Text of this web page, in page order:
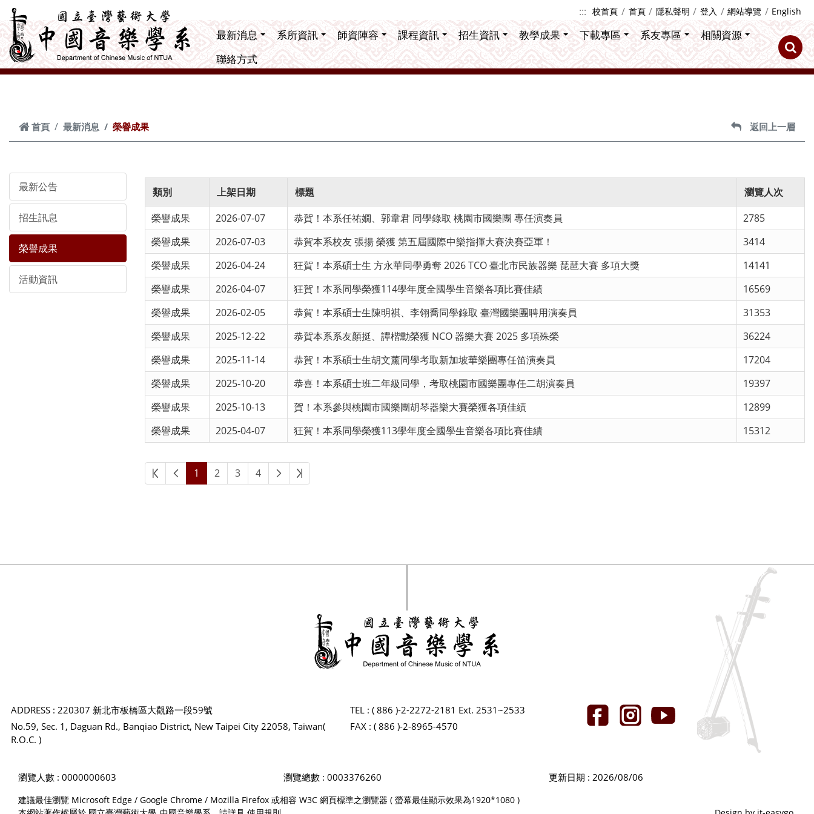
跳到主要內容 ::: 校首頁 首頁 隱私聲明 登入 網站導覽 English
最新消息 系所資訊 師資陣容 課程資訊 招生資訊 教學成果 下載專區 系友專區
相關資源
聯絡方式
首頁 最新消息 榮譽成果 返回上一層
最新公告
招生訊息
榮譽成果
活動資訊
類別 上架日期 標題
瀏覽人次
榮譽成果
2026-07-07 恭賀！本系任祐嫺、郭韋君 同學錄取 桃園市國樂團 專任演奏員
2785
榮譽成果
2026-07-03 恭賀本系校友 張揚 榮獲 第五屆國際中樂指揮大賽決賽亞軍！
3414
榮譽成果
2026-04-24 狂賀！本系碩士生 方永華同學勇奪 2026 TCO 臺北市民族器樂 琵琶大賽 多項大獎
14141
榮譽成果
2026-04-07 狂賀！本系同學榮獲114學年度全國學生音樂各項比賽佳績
16569
榮譽成果
2026-02-05 恭賀！本系碩士生陳明祺、李翎喬同學錄取 臺灣國樂團聘用演奏員
31353
榮譽成果
2025-12-22 恭賀本系系友顏挺、譚楷勳榮獲 NCO 器樂大賽 2025 多項殊榮
36224
榮譽成果
2025-11-14 恭賀！本系碩士生胡文薰同學考取新加坡華樂團專任笛演奏員
17204
榮譽成果
2025-10-20 恭喜！本系碩士班二年級同學，考取桃園市國樂團專任二胡演奏員
19397
榮譽成果
2025-10-13 賀！本系參與桃園市國樂團胡琴器樂大賽榮獲各項佳績
12899
榮譽成果
2025-04-07 狂賀！本系同學榮獲113學年度全國學生音樂各項比賽佳績 15312
1 2 3 4
ADDRESS : 220307 新北市板橋區大觀路一段59號
No.59, Sec. 1, Daguan Rd., Banqiao District, New Taipei City 22058, Taiwan(
R.O.C. )
TEL : ( 886 )-2-2272-2181 Ext. 2531~2533
FAX : ( 886 )-2-8965-4570
瀏覽人數 : 0000000603 瀏覽總數 : 0003376260 更新日期 : 2026/08/06
建議最佳瀏覽 Microsoft Edge / Google Chrome / Mozilla Firefox 或相容 W3C 網頁標準之瀏覽器 ( 螢幕最佳顯示效果為1920*1080 )